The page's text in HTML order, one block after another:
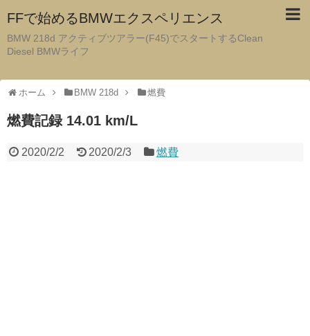
FFで始めるBMWエクスペリエンス
BMW 218d アクティブツアラー(F45)でスタートするClean
Diesel BMWライフ
ホーム BMW 218d 燃費
燃費記録 14.01 km/L
2020/2/2 2020/2/3 燃費